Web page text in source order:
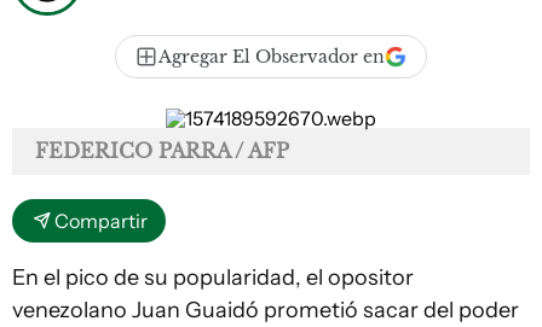
Agregar El Observador en
FEDERICO PARRA / AFP
Compartir
En el pico de su popularidad, el opositor
venezolano Juan Guaidó prometió sacar del poder